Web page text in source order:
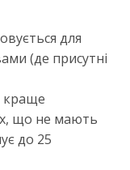
для
(де присутні
краще
що не мають
до 25